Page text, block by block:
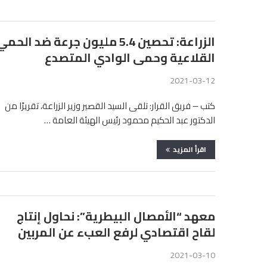
الزراعة: تحصين 5.4 مليون جرعة ضد
القلاعية وحمى الوادي المتصدع
2021-03-12
كتب – فريق القرار: تلقى السيد القصير وزير الزراعة، تقريرًا من
الدكتور عبد الحكيم محمود رئيس الهيئة العامة …
اقرأ المزيد
معهد “الأمصال البيطرية”: نحاول إنتاج
لقاح اقتصادي لرفع العبء عن المربين
2021-03-10